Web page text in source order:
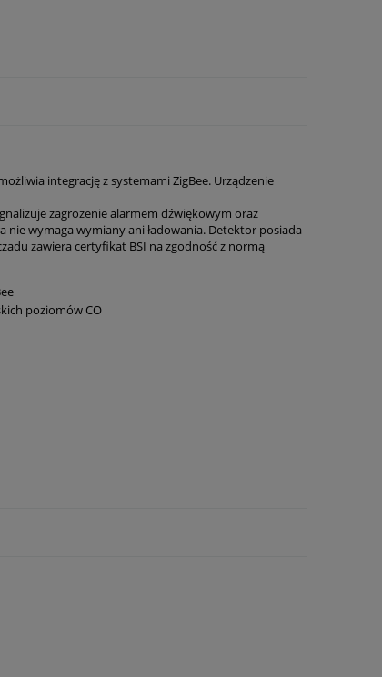
integrację z systemami ZigBee. Urządzenie
zagrożenie alarmem dźwiękowym oraz
nie wymaga wymianyani ładowania. Detektor posiada
zawiera certyfikat BSI na zgodność z normą
poziomów CO